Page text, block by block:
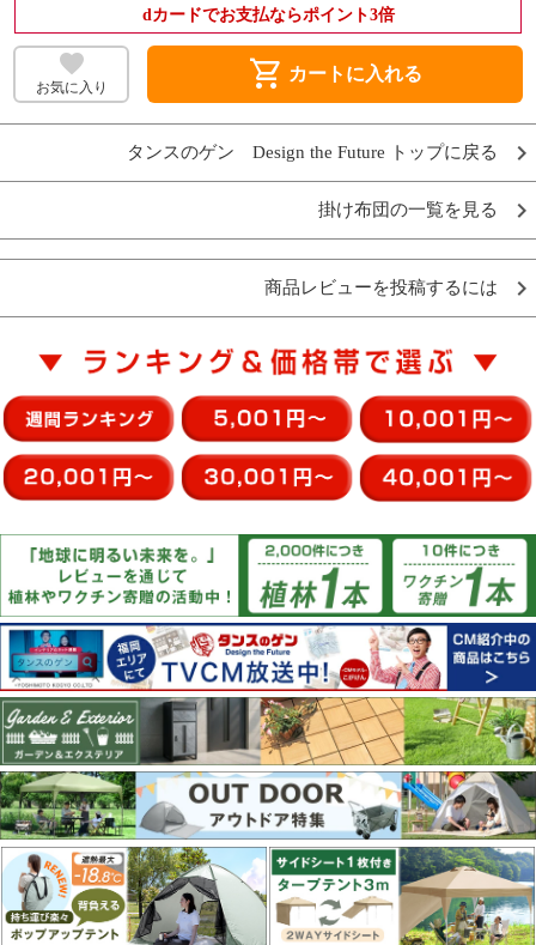
dカードでお支払ならポイント3倍
お気に入り shopping_cart カートに入れる
タンスのゲン Design the Future トップに戻る
掛け布団の一覧を見る
商品レビューを投稿するには